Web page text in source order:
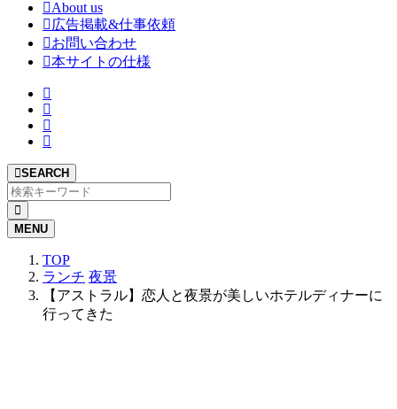
About us
広告掲載&仕事依頼
お問い合わせ
本サイトの仕様
SEARCH
MENU
TOP
ランチ 夜景
【アストラル】恋人と夜景が美しいホテルディナーに
行ってきた